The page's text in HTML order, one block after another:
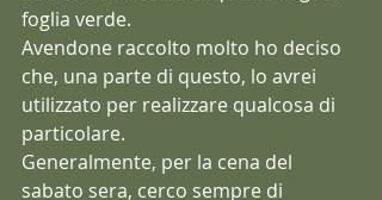
foglia verde.
Avendone raccolto molto ho deciso
che, una parte di questo, lo avrei
utilizzato per realizzare qualcosa di
particolare.
Generalmente, per la cena del
sabato sera, cerco sempre di